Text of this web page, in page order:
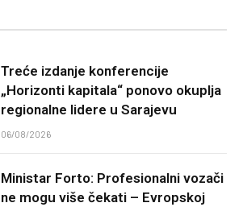
Treće izdanje konferencije
„Horizonti kapitala“ ponovo okuplja
regionalne lidere u Sarajevu
06/08/2026
Ministar Forto: Profesionalni vozači
ne mogu više čekati – Evropskoj